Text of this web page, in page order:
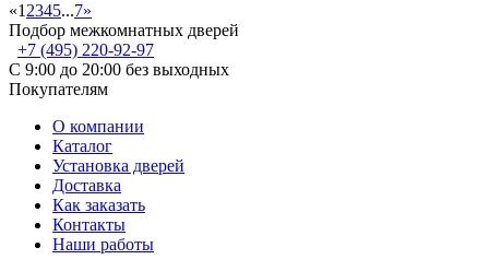
«1 2345...7»
Подбор межкомнатных дверей
+7 (495) 220-92-97
С 9:00 до 20:00 без выходных
Покупателям
О компании
Каталог
Установка дверей
Доставка
Как заказать
Контакты
Наши работы